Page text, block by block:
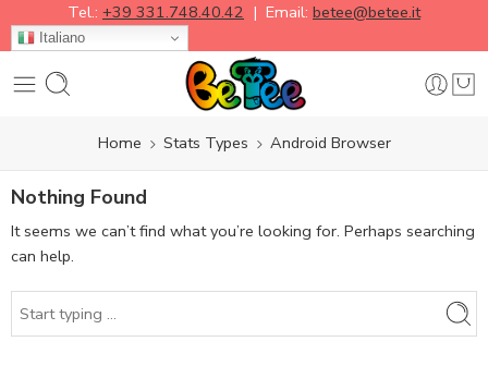
Tel.: +39 331.748.40.42 | Email: betee@betee.it
Italiano
Home Stats Types Android Browser
Nothing Found
It seems we can’t find what you’re looking for. Perhaps searching
can help.